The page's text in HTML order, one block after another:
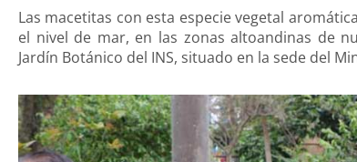
Las macetitas con esta especie vegetal
el nivel de mar, en las zonas altoandinas de
Jardín Botánico del INS, situado en la sede del